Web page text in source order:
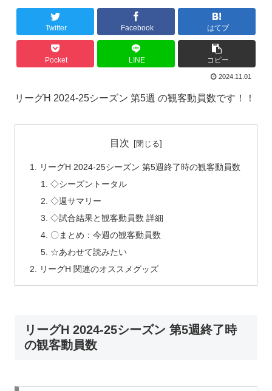
Twitter Facebook はてブ
Pocket LINE コピー
2024.11.01
リーグH 2024-25シーズン 第5週 の観客動員数です！！
目次
リーグH 2024-25シーズン 第5週終了時の観客動員数
◇シーズントータル
◇週サマリー
◇試合結果と観客動員数 詳細
〇まとめ：今週の観客動員数
☆あわせて読みたい
リーグH 関連のオススメグッズ
リーグH 2024-25シーズン 第5週終了時
の観客動員数